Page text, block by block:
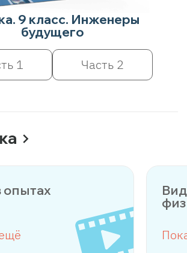
9 класс. Инженеры
будущего
1 Часть 2
опытах